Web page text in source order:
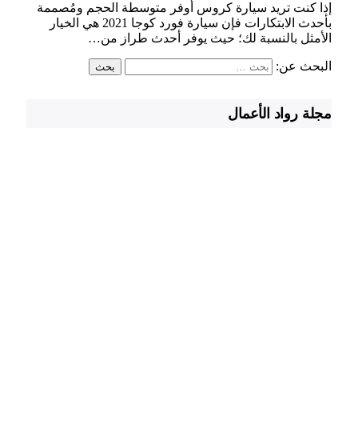
إذا كنت تريد سيارة كروس أوفر متوسطة الحجم ومُصممة
بأحدث الابتكارات فإن سيارة فورد كوجا 2021 هي الخيار
الأمثل بالنسبة لك؛ حيث يوفر أحدث طراز من…
البحث عن:
مجلة رواد الأعمال